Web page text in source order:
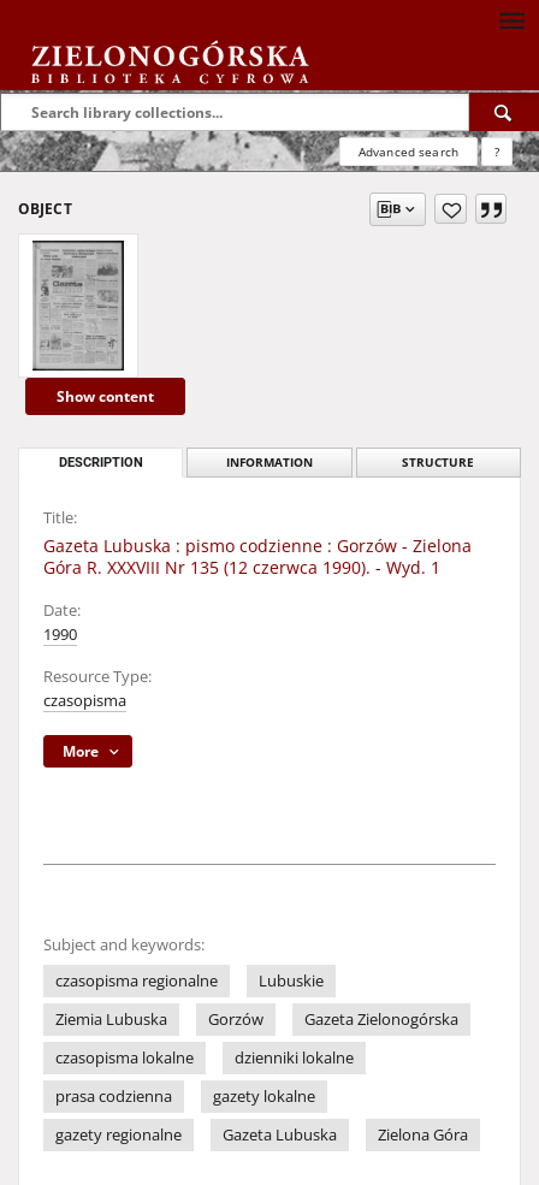
Advanced search ?
OBJECT
Show content
DESCRIPTION INFORMATION STRUCTURE
Title:
Gazeta Lubuska : pismo codzienne : Gorzów - Zielona
Góra R. XXXVIII Nr 135 (12 czerwca 1990). - Wyd. 1
Date:
1990
Resource Type:
czasopisma
More
Subject and keywords:
czasopisma regionalne
Lubuskie
Ziemia Lubuska
Gorzów
Gazeta Zielonogórska
czasopisma lokalne
dzienniki lokalne
prasa codzienna
gazety lokalne
gazety regionalne
Gazeta Lubuska Zielona Góra